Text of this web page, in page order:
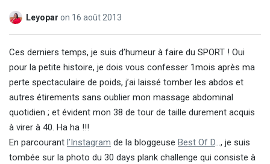
Leyopar on 16 août 2013
Ces derniers temps, je suis d’humeur à faire du SPORT ! Oui
pour la petite histoire, je dois vous confesser 1mois après ma
perte spectaculaire de poids, j’ai laissé tomber les abdos et
autres étirements sans oublier mon massage abdominal
quotidien ; et évident mon 38 de tour de taille durement acquis
à virer à 40. Ha ha !!!
En parcourant l’Instagram de la bloggeuse Best Of D…, je suis
tombée sur la photo du 30 days plank challenge qui consiste à